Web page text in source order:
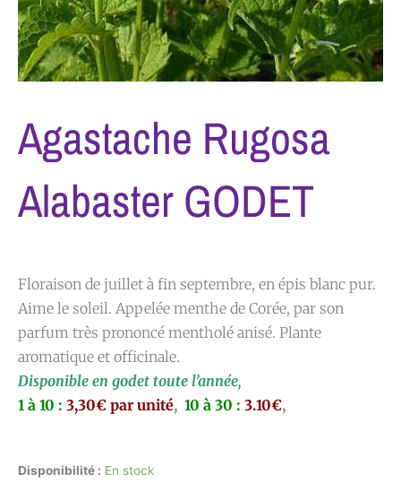
Agastache Rugosa
Alabaster GODET
Floraison de juillet à fin septembre, en épis blanc pur.
Aime le soleil. Appelée menthe de Corée, par son
parfum très prononcé mentholé anisé. Plante
aromatique et officinale.
Disponible en godet toute l’année,
1 à 10 : 3,30€ par unité, 10 à 30 : 3.10€,
Disponibilité : En stock
quantité